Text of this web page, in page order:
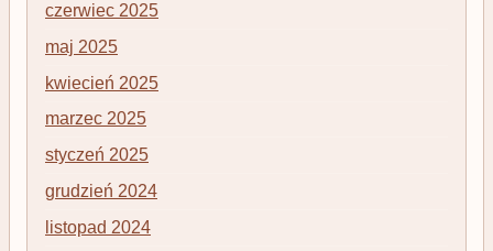
czerwiec 2025
maj 2025
kwiecień 2025
marzec 2025
styczeń 2025
grudzień 2024
listopad 2024